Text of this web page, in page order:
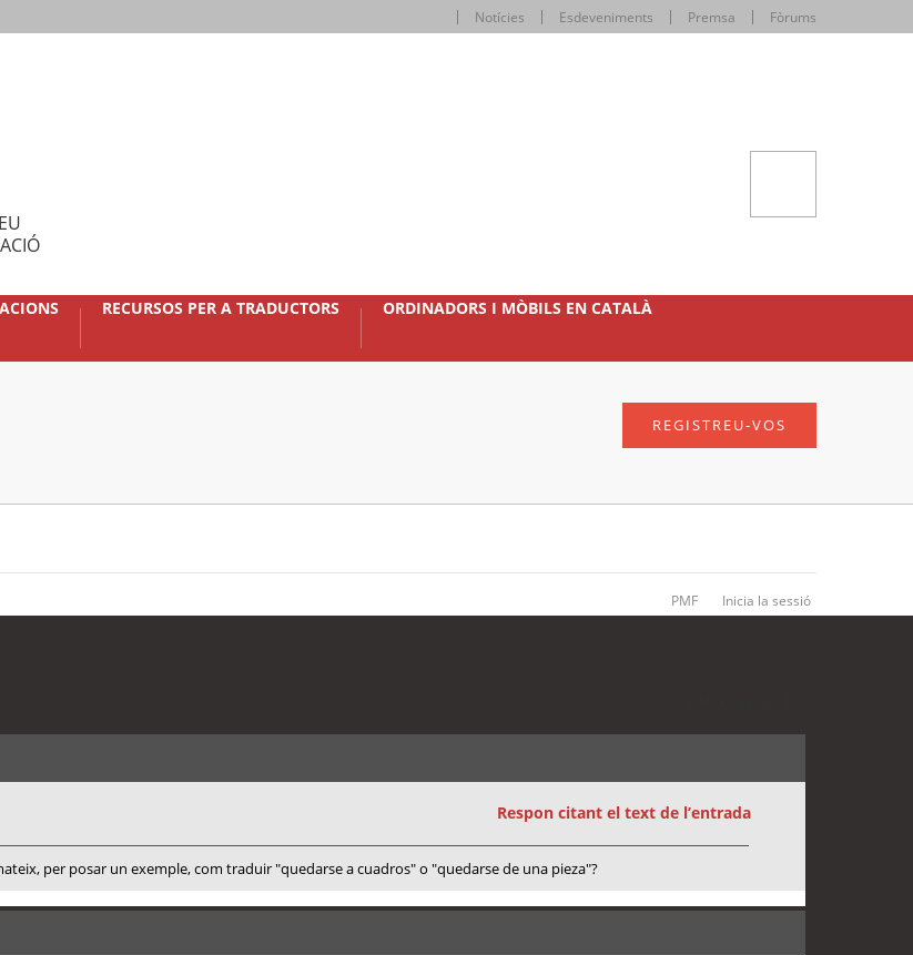
Notícies Esdeveniments Premsa Fòrums
RECURSOS PER A TRADUCTORS ORDINADORS I MÒBILS EN CATALÀ
REGISTREU-VOS
PMF Inicia la sessió
Respon citant el text de l’entrada
per posar un exemple, com traduir "quedarse a cuadros" o "quedarse de una pieza"?